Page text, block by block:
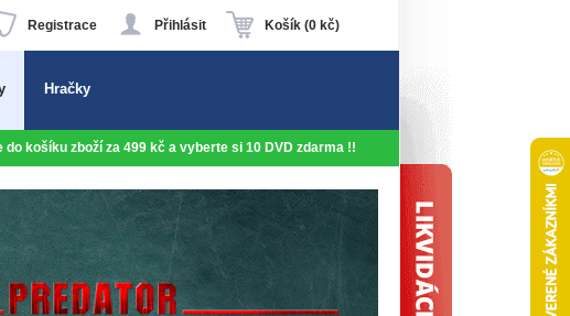
Košík (0 kč)
Přihlásit
Registrace
Hračky
do košíku zboží za 499 kč a vyberte si 10 DVD zdarma !!